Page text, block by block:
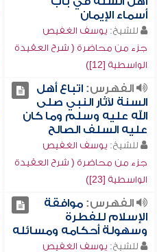
أسماء الإيمان
للشيخ: يوسف الغفيص
جزء من محاضرة ( شرح العقيدة
الواسطية [12])
الفهرس:اتباع أهل
السنة لآثار النبي صلى
الله عليه وسلم وما كان
عليه السلف الصالح
للشيخ: يوسف الغفيص
جزء من محاضرة ( شرح العقيدة
الواسطية [23])
الفهرس:موافقة
الإسلام للفطرة
وسهولة أحكامه ومسائله
للشيخ: يوسف الغفيص